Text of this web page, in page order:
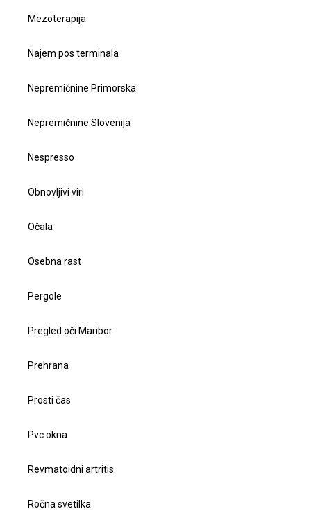
Mezoterapija
Najem pos terminala
Nepremičnine Primorska
Nepremičnine Slovenija
Nespresso
Obnovljivi viri
Očala
Osebna rast
Pergole
Pregled oči Maribor
Prehrana
Prosti čas
Pvc okna
Revmatoidni artritis
Ročna svetilka